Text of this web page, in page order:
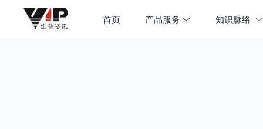
首页 产品服务 知识脉络